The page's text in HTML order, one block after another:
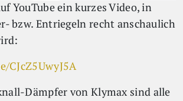
YouTube ein kurzes Video, in
bzw. Entriegeln recht anschaulich
CJcZ5UwyJ5A
Dämpfer von Klymax sind alle